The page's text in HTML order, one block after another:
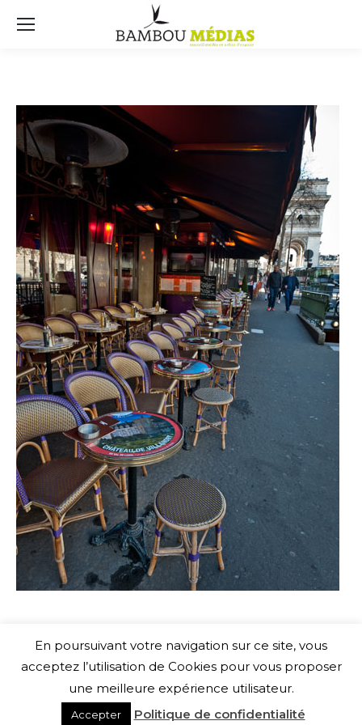
© Bambou Médias
Footer
En poursuivant votre navigation sur ce site, vous
acceptez l’utilisation de Cookies pour vous proposer
une meilleure expérience utilisateur.
Accepter Politique de confidentialité